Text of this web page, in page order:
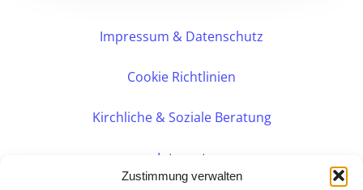
Zustimmung verwalten
Impressum & Datenschutz
Cookie Richtlinien
Kirchliche & Soziale Beratung
Intranet